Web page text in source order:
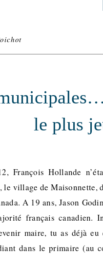
le plus
François Hollande
le village de Maisonnette,
A 19 ans, Jason
français canadien.
maire, tu as déjà
dans le primaire (au